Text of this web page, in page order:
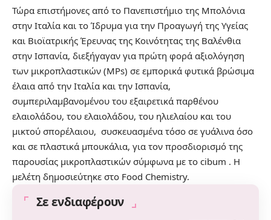
Τώρα επιστήμονες από το Πανεπιστήμιο της Μπολόνια
στην Ιταλία και το Ίδρυμα για την Προαγωγή της Υγείας
και Βιοϊατρικής Έρευνας της Κοινότητας της Βαλένθια
στην Ισπανία, διεξήγαγαν για πρώτη φορά αξιολόγηση
των μικροπλαστικών (MPs) σε εμπορικά φυτικά βρώσιμα
έλαια από την Ιταλία και την Ισπανία,
συμπεριλαμβανομένου του εξαιρετικά παρθένου
ελαιολάδου, του ελαιολάδου, του ηλιελαίου και του
μικτού σπορέλαιου, συσκευασμένα τόσο σε γυάλινα όσο
και σε πλαστικά μπουκάλια, για τον προσδιορισμό της
παρουσίας μικροπλαστικών σύμφωνα με το cibum . Η
μελέτη δημοσιεύτηκε στο Food Chemistry.
Σε ενδιαφέρουν